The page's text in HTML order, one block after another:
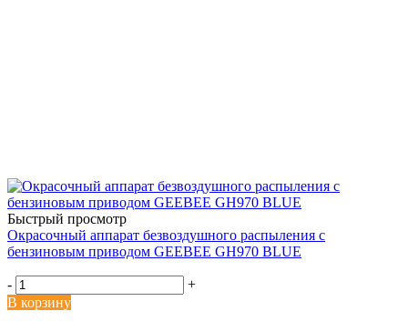
Быстрый просмотр
Окрасочный аппарат безвоздушного распыления с
бензиновым приводом GEEBEE GH970 BLUE
-
+
В корзину